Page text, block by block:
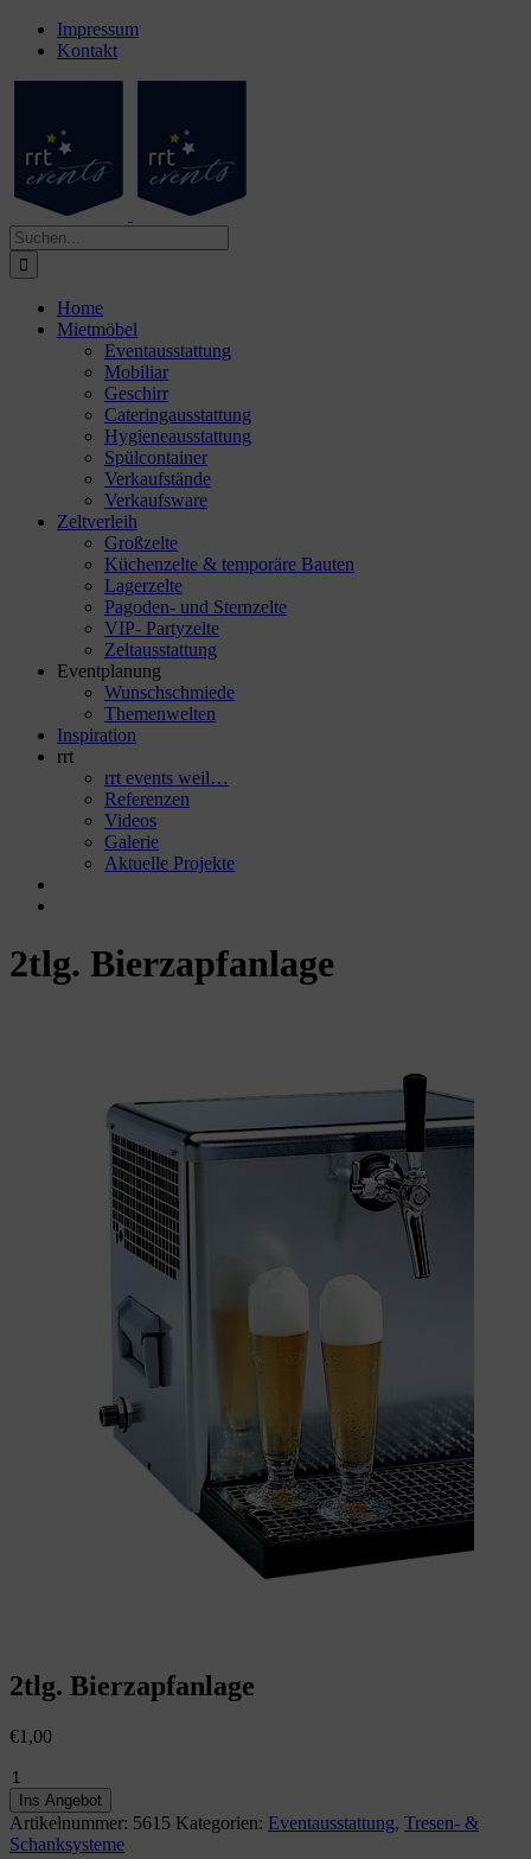
Zum
Inhalt
Facebook
InstagramImpressum
Kontakt
Suche
nach:
Home
Mietmöbel
Eventausstattung
Mobiliar
Geschirr
Cateringausstattung
Hygieneausstattung
Spülcontainer
Verkaufstände
Verkaufsware
Zeltverleih
Großzelte
Küchenzelte & temporäre Bauten
Lagerzelte
Pagoden- und Sternzelte
VIP- Partyzelte
Zeltausstattung
Eventplanung
Wunschschmiede
Themenwelten
Inspiration
rrt
rrt events weil…
Referenzen
Videos
Galerie
Aktuelle Projekte
2tlg. Bierzapfanlage
2tlg. Bierzapfanlage
€1,00
2tlg.
Bierzapfanlage
Menge
Ins Angebot
Artikelnummer: 5615 Kategorien: Eventausstattung, Tresen- &
Schanksysteme